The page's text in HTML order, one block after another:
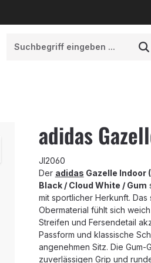
adidas
JI2060
Der adidas Gazelle Indoor
Black / Cloud White / Gum
mit sportlicher Herkunft.
Obermaterial fühlt sich
Streifen und Fersendetail
Passform und klassische
angenehmen Sitz. Die Gum-
zuverlässigen Grip und